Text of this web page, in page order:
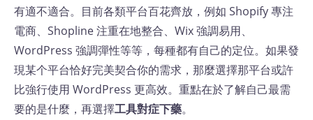
有適不適合。目前各類平台百花齊放，例如 Shopify 專注
電商、Shopline 注重在地整合、Wix 強調易用、
WordPress 強調彈性等等，每種都有自己的定位。如果發
現某个平台恰好完美契合你的需求，那麼選擇那平台或許
比強行使用 WordPress 更高效​。重點在於了解自己最需
要的是什麼，再選擇工具對症下藥。